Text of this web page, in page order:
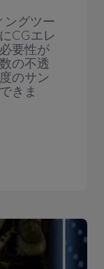
ングツー
CGエレ
要性が
の不透
のサン
きま